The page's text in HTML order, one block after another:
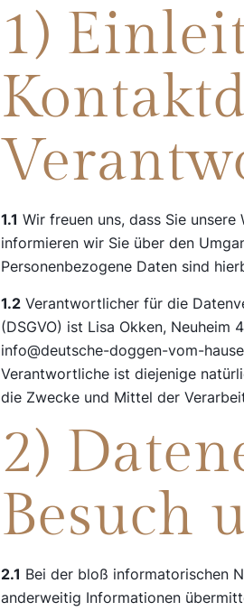
1)
1.1 Wir freuen uns, dass Sie
informieren wir Sie über den
Personenbezogene Daten sind
1.2Verantwortlicher für die
(DSGVO) ist Lisa Okken, Neuheim
info@deutsche-doggen-vom-
Verantwortliche ist diejenige
die Zwecke und Mittel der
2)
Besuch
2.1 Bei der bloß informatorischen
anderweitig Informationen